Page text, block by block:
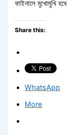
ফাইনালে মুখোমুখি
Share this:
WhatsApp
More